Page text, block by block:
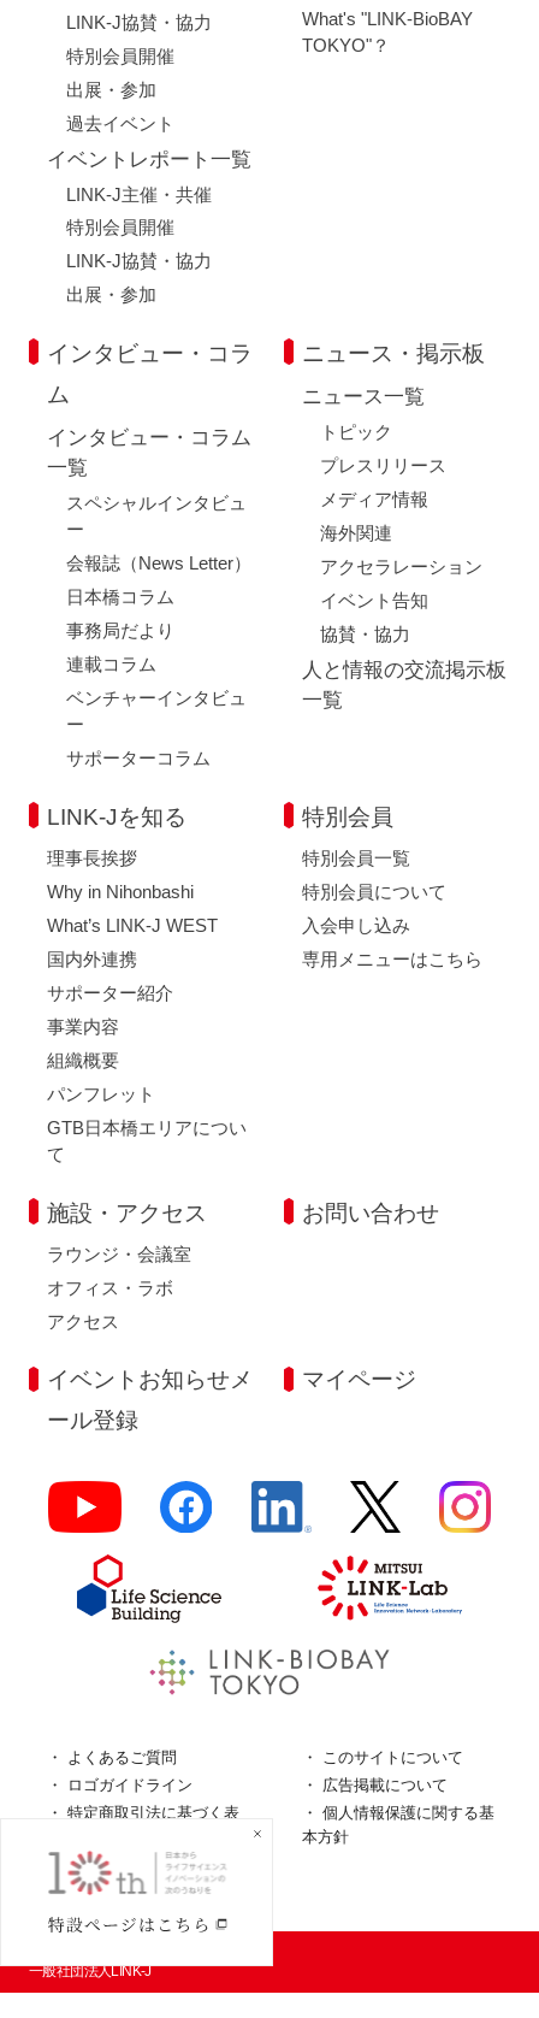
LINK-J協賛・協力
特別会員開催
出展・参加
過去イベント
イベントレポート一覧
LINK-J主催・共催
特別会員開催
LINK-J協賛・協力
出展・参加
What's "LINK-BioBAY
TOKYO"？
インタビュー・コラ
ム
インタビュー・コラム
一覧
スペシャルインタビュ
ー
会報誌（News Letter）
日本橋コラム
事務局だより
連載コラム
ベンチャーインタビュ
ー
サポーターコラム
ニュース・掲示板
ニュース一覧
トピック
プレスリリース
メディア情報
海外関連
アクセラレーション
イベント告知
協賛・協力
人と情報の交流掲示板
一覧
LINK-Jを知る
理事長挨拶
Why in Nihonbashi
What’s LINK-J WEST
国内外連携
サポーター紹介
事業内容
組織概要
パンフレット
GTB日本橋エリアについ
て
特別会員
特別会員一覧
特別会員について
入会申し込み
専用メニューはこちら
施設・アクセス
ラウンジ・会議室
オフィス・ラボ
アクセス
お問い合わせ
イベントお知らせメ
ール登録
マイページ
よくあるご質問
このサイトについて
ロゴガイドライン
広告掲載について
特定商取引法に基づく表
個人情報保護に関する基
本方針
個人情報の取扱について
一般社団法人LINK-J